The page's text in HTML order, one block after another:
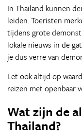
In Thailand kunnen
leiden. Toeristen
tijdens grote
lokale nieuws in de
je dus verre van
Let ook altijd op
reizen met openbaar
Wat zijn de
Thailand?